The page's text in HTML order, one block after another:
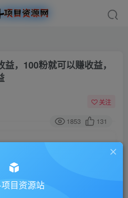
，100粉就可以赚收益，
关注
1853 131
查看
金币99
目资源站